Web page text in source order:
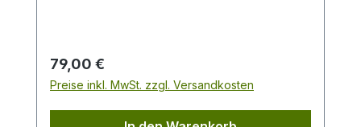
Eingearbeitete Kapuze im Kragen
Hasentaschen mit wasserdichtem und
waschbarem Futter
Regulärer Preis:
79,00 €
Preise inkl. MwSt. zzgl. Versandkosten